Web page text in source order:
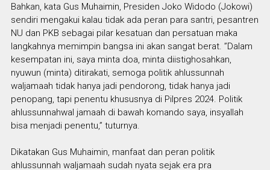
Bahkan, kata Gus Muhaimin, Presiden Joko Widodo (Jokowi)
sendiri mengakui kalau tidak ada peran para santri, pesantren
NU dan PKB sebagai pilar kesatuan dan persatuan maka
langkahnya memimpin bangsa ini akan sangat berat. ”Dalam
kesempatan ini, saya minta doa, minta diistighosahkan,
nyuwun (minta) ditirakati, semoga politik ahlussunnah
waljamaah tidak hanya jadi pendorong, tidak hanya jadi
penopang, tapi penentu khususnya di Pilpres 2024. Politik
ahlussunnahwal jamaah di bawah komando saya, insyallah
bisa menjadi penentu,” tuturnya.
Dikatakan Gus Muhaimin, manfaat dan peran politik
ahlussunnah waljamaah sudah nyata sejak era pra